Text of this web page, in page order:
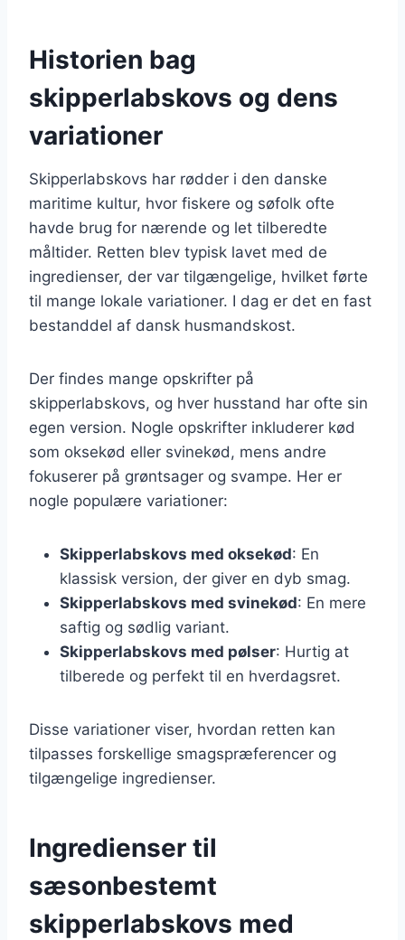
Historien bag
skipperlabskovs og dens
variationer
Skipperlabskovs har rødder i den danske
maritime kultur, hvor fiskere og søfolk ofte
havde brug for nærende og let tilberedte
måltider. Retten blev typisk lavet med de
ingredienser, der var tilgængelige, hvilket førte
til mange lokale variationer. I dag er det en fast
bestanddel af dansk husmandskost.
Der findes mange opskrifter på
skipperlabskovs, og hver husstand har ofte sin
egen version. Nogle opskrifter inkluderer kød
som oksekød eller svinekød, mens andre
fokuserer på grøntsager og svampe. Her er
nogle populære variationer:
Skipperlabskovs med oksekød: En
klassisk version, der giver en dyb smag.
Skipperlabskovs med svinekød: En mere
saftig og sødlig variant.
Skipperlabskovs med pølser: Hurtig at
tilberede og perfekt til en hverdagsret.
Disse variationer viser, hvordan retten kan
tilpasses forskellige smagspræferencer og
tilgængelige ingredienser.
Ingredienser til
sæsonbestemt
skipperlabskovs med